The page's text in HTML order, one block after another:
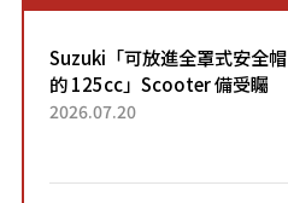
Suzuki「可放進全罩式安全帽
的 125cc」Scooter 備受矚
目！採用全新流線設計與各項
2026.07.20